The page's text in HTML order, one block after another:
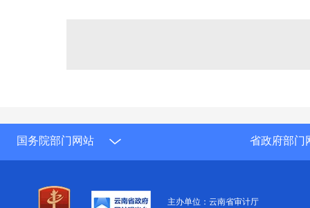
国务院部门网站 省政府部门
主办单位：云南省审计厅